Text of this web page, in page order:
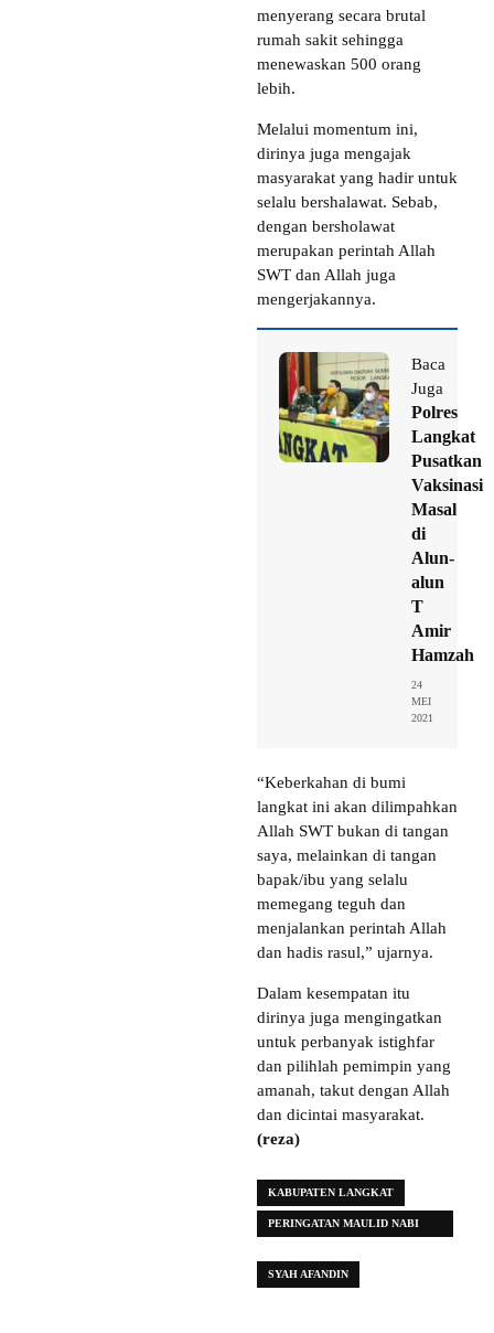
menyerang secara brutal
rumah sakit sehingga
menewaskan 500 orang
lebih.
Melalui momentum ini,
dirinya juga mengajak
masyarakat yang hadir untuk
selalu bershalawat. Sebab,
dengan bersholawat
merupakan perintah Allah
SWT dan Allah juga
mengerjakannya.
Baca
Juga
Polres
Langkat
Pusatkan
Vaksinasi
Masal
di
Alun-
alun
T
Amir
Hamzah
24
MEI
2021
“Keberkahan di bumi
langkat ini akan dilimpahkan
Allah SWT bukan di tangan
saya, melainkan di tangan
bapak/ibu yang selalu
memegang teguh dan
menjalankan perintah Allah
dan hadis rasul,” ujarnya.
Dalam kesempatan itu
dirinya juga mengingatkan
untuk perbanyak istighfar
dan pilihlah pemimpin yang
amanah, takut dengan Allah
dan dicintai masyarakat.
(reza)
KABUPATEN LANGKAT
PERINGATAN MAULID NABI
SYAH AFANDIN